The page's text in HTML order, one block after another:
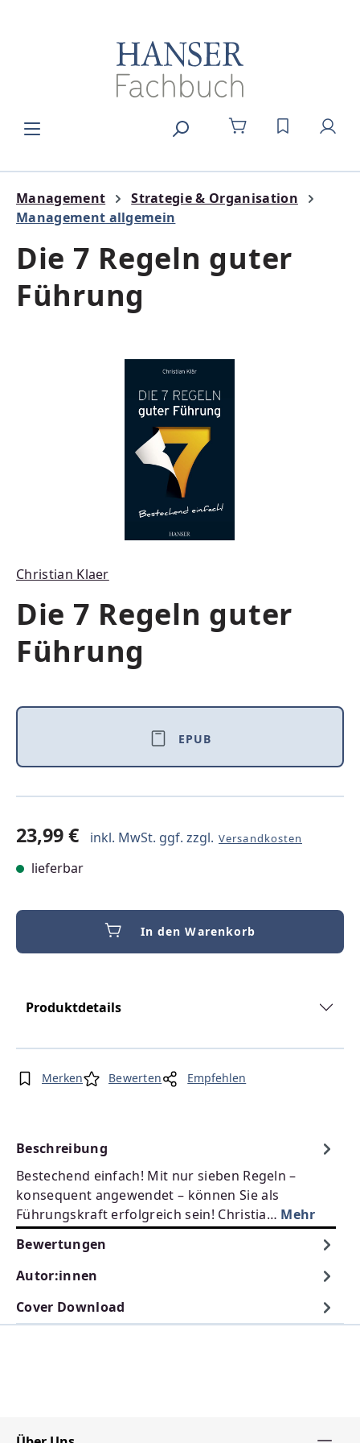
DU HAST 0
Management
Strategie & Organisation
Management allgemein
Die 7 Regeln guter
Führung
Bildergalerie überspringen
Christian Klaer
Die 7 Regeln guter
Führung
EPUB
23,99 € inkl. MwSt. ggf. zzgl. Versandkosten
lieferbar
In den Warenkorb
Produktdetails
Merken Bewerten Empfehlen
Beschreibung
Bestechend einfach! Mit nur sieben Regeln –
konsequent angewendet – können Sie als
Führungskraft erfolgreich sein! Christia… Mehr
Bewertungen
Autor:innen
Cover Download